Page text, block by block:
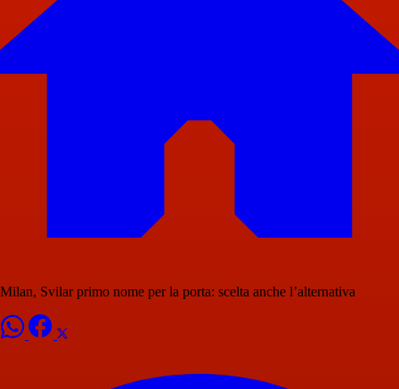
Milan, Svilar primo nome per la porta: scelta anche l’alternativa